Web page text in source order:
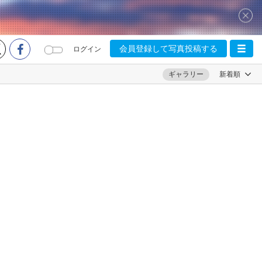
ログイン 会員登録して写真投稿する
ギャラリー 新着順